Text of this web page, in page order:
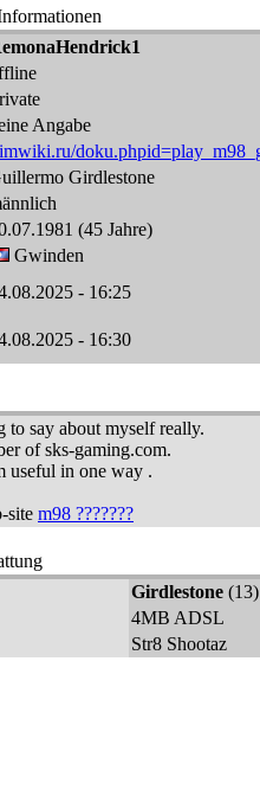
Angabe
Girdlestone
(45 Jahre)
Gwinden
- 16:25
- 16:30
to say about myself really.
of sks-gaming.com.
useful in one way .
site m98 ???????
Girdlestone (13)
4MB ADSL
Str8 Shootaz